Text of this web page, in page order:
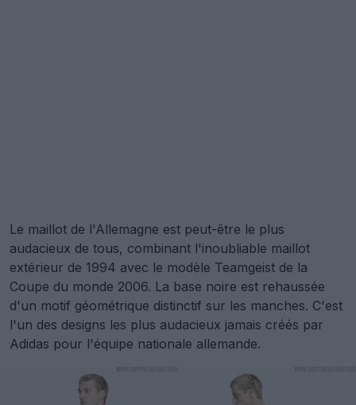
Le maillot de l'Allemagne est peut-être le plus
audacieux de tous, combinant l'inoubliable maillot
extérieur de 1994 avec le modèle Teamgeist de la
Coupe du monde 2006. La base noire est rehaussée
d'un motif géométrique distinctif sur les manches. C'est
l'un des designs les plus audacieux jamais créés par
Adidas pour l'équipe nationale allemande.